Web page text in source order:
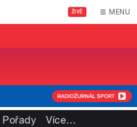
ŽIVĚ MENU
Pořady Více…